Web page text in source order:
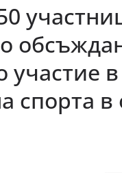
участие
спорта